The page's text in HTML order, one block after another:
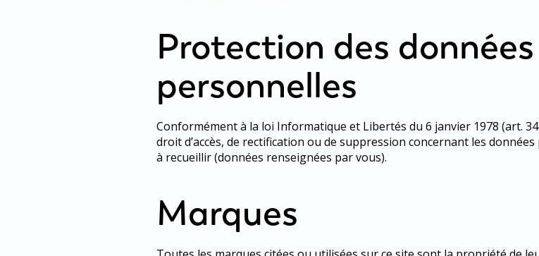
Protection des données
personnelles
Conformément à la loi Informatique et Libertés du 6 janvier 1978 (art.
droit d’accès, de rectification ou de suppression concernant les
à recueillir (données renseignées par vous).
Marques